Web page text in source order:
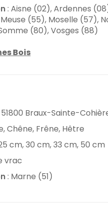
: Aisne (02), Ardennes
(55), Moselle (57),
(80), Vosges (88)
Bois
Braux-Sainte-
Chêne, Frêne, Hêtre
cm, 30 cm, 33 cm, 50 cm
vrac
: Marne (51)